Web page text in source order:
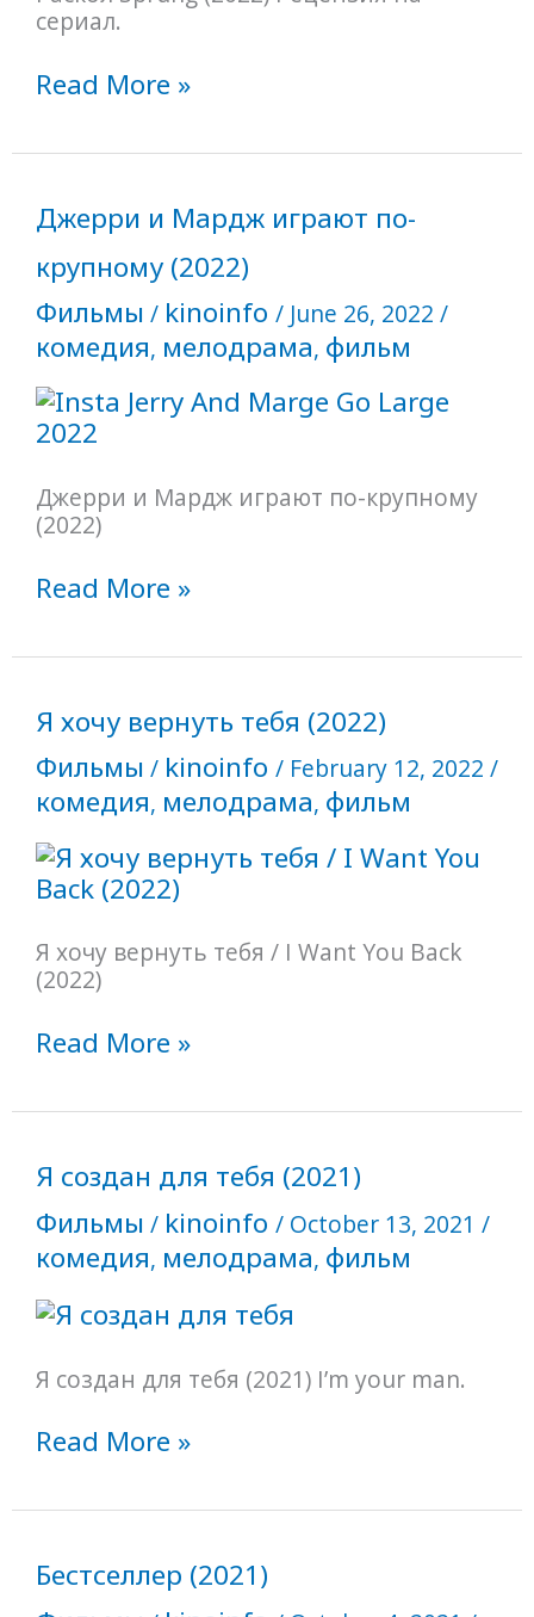
сериал.
Read More »
Джерри и Мардж играют по-
крупному (2022)
Фильмы / kinoinfo / June 26, 2022 /
комедия, мелодрама, фильм
Джерри и Мардж играют по-крупному
(2022)
Джерри
и
Мардж
играют
по-
крупному
(2022)
Read More »
Я хочу вернуть тебя (2022)
Фильмы / kinoinfo / February 12, 2022 /
комедия, мелодрама, фильм
Я хочу вернуть тебя / I Want You Back
(2022)
Я
хочу
вернуть
тебя
Read More »
Я создан для тебя (2021)
Фильмы / kinoinfo / October 13, 2021 /
комедия, мелодрама, фильм
Я создан для тебя (2021) I’m your man.
Я
создан
для
тебя
(2021)
Read More »
Бестселлер (2021)
Бестселлер
(2021)